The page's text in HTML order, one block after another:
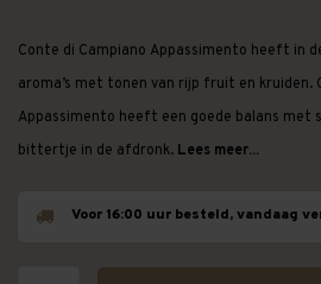
Conte di Campiano Appassimento heeft in
aroma’s met tonen van rijp fruit en kruiden.
Appassimento heeft een goede balans met
bittertje in de afdronk. Lees meer...
Voor 16:00 uur besteld, vandaag